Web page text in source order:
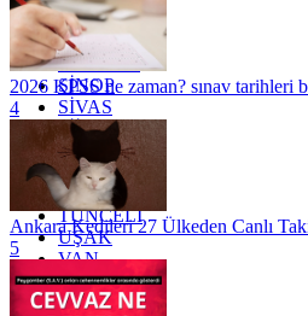
RİZE
SAKARYA
SAMSUN
SİNOP
SİVAS
SİİRT
TEKİRDAĞ
TOKAT
TRABZON
TUNCELİ
UŞAK
VAN
YALOVA
YOZGAT
2026 KPSS ne zaman? sınav tarihleri
4
Ankara Kedileri 27 Ülkeden Canlı
5